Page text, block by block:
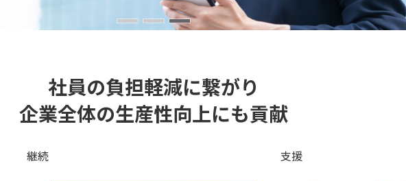
社員の負担軽減に繋がり
企業全体の生産性向上にも貢献
継続 支援